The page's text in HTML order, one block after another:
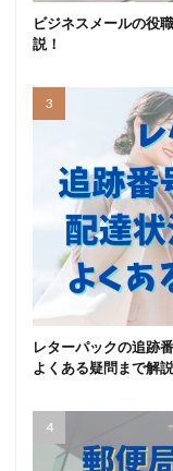
ビジネスメールの役
説！
レターパックの追跡
よくある疑問まで解説